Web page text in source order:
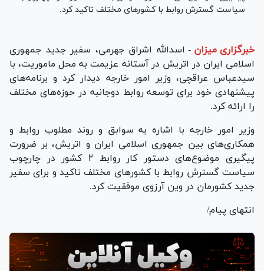
سیاست گسترش روابط با کشور‌های مختلف تاکید کرد.
خبرگزاری میزان - اسدالله اشراق جهرمی، سفیر جدید جمهوری
اسلامی ایران در اتریش در آستانه عزیمت به محل ماموریت، با
سیدعباس عراقچی، وزیر امور خارجه دیدار کرد و برنامه‌های
پیشنهادی خود برای توسعه روابط دوجانبه در حوزه‌های مختلف
را ارائه کرد.
وزیر امور خارجه با اشاره به سوابق و روند مطلوب روابط و
همکاری‌های بین جمهوری اسلامی ایران و اتریش، بر ضرورت
پیگیری موضوع‌های دستور کار روابط ۲ کشور در چارچوب
سیاست گسترش روابط با کشور‌های مختلف تاکید و برای سفیر
جدید کشورمان در وین آرزوی موفقیت کرد.
انتهای پیام/